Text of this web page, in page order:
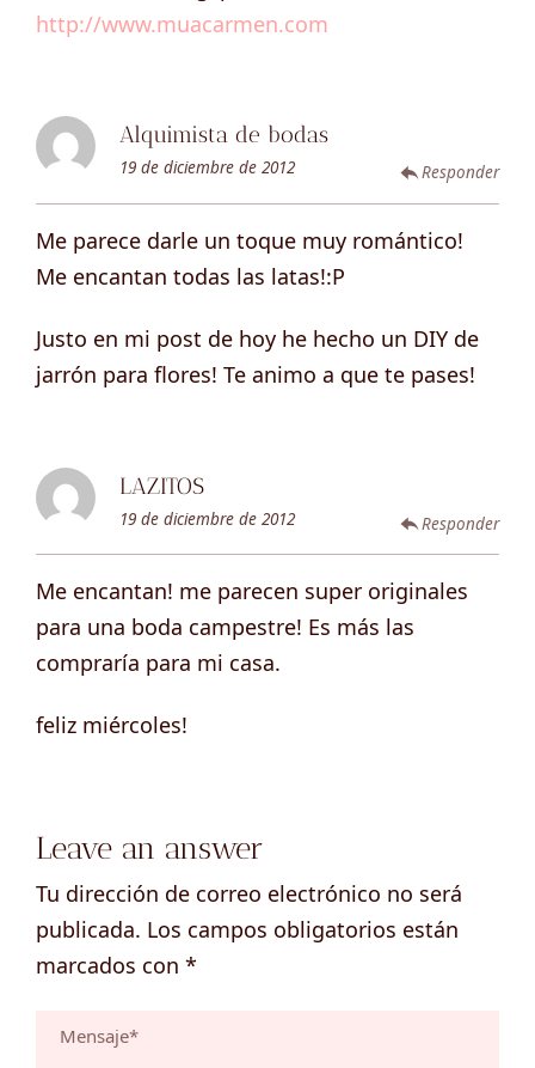
http://www.muacarmen.com
Alquimista de bodas
19 de diciembre de 2012 Responder
Me parece darle un toque muy romántico!
Me encantan todas las latas!:P
Justo en mi post de hoy he hecho un DIY de
jarrón para flores! Te animo a que te pases!
LAZITOS
19 de diciembre de 2012 Responder
Me encantan! me parecen super originales
para una boda campestre! Es más las
compraría para mi casa.
feliz miércoles!
Leave an answer
Tu dirección de correo electrónico no será
publicada. Los campos obligatorios están
marcados con *